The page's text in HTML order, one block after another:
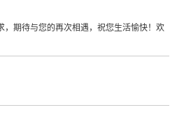
期待与您的再次相遇，祝您生活愉快！欢